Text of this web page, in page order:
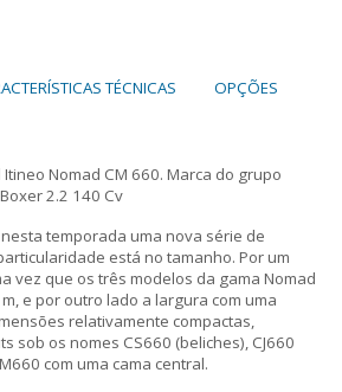
TÉCNICAS OPÇÕES
Nomad CM 660. Marca do grupo
2.2 140 Cv
temporada uma nova série de
está no tamanho. Por um
vez que os três modelos da gama Nomad
e por outro lado a largura com uma
relativamente compactas,
sob os nomes CS660 (beliches), CJ660
com uma cama central.